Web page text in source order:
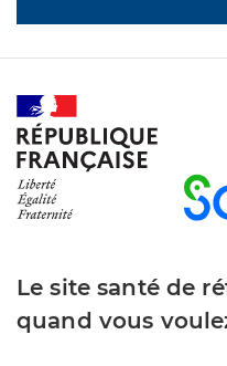
Le site santé de
quand vous